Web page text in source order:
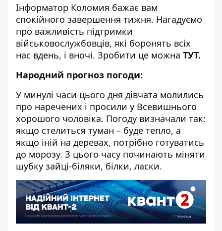
Інформатор Коломия бажає вам
спокійного завершення тижня. Нагадуємо
про важливість підтримки
військовослужбовців, які боронять всіх
нас вдень, і вночі. Зробити це можна ТУТ.
Народний прогноз погоди:
У минулі часи цього дня дівчата молились
про наречених і просили у Всевишнього
хорошого чоловіка. Погоду визначали так:
якщо стелиться туман – буде тепло, а
якщо іній на деревах, потрібно готуватись
до морозу. З цього часу починають міняти
шубку зайці-біляки, білки, ласки.